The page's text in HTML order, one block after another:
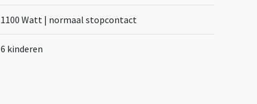
1100 Watt | normaal stopcontact
6 kinderen